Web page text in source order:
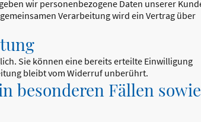
wir personenbezogene Daten unserer
Verarbeitung wird ein Vertrag über
Sie können eine bereits erteilte Einwilligung
bleibt vom Widerruf unberührt.
besonderen Fällen sowie